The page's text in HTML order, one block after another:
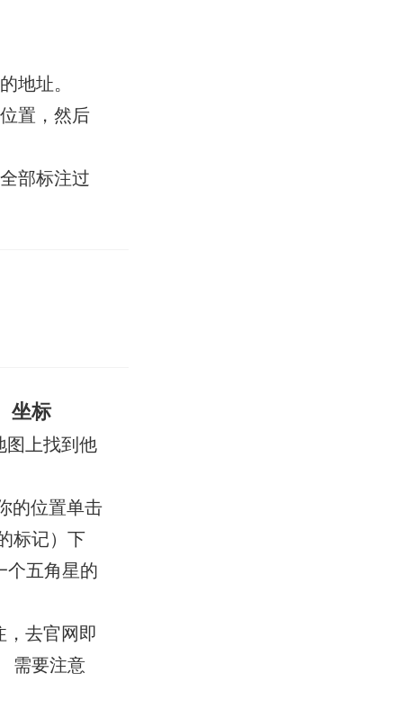
地址。
置，然后
部标注过
坐标
图上找到他
的位置单击
标记）下
个五角星的
去官网即
需要注意